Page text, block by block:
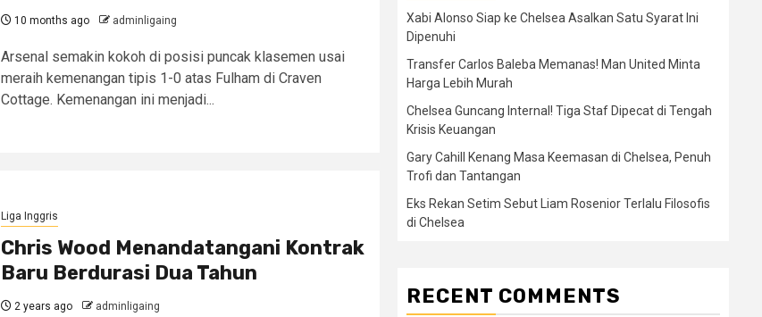
10 months ago adminligaing
Arsenal semakin kokoh di posisi puncak klasemen usai
meraih kemenangan tipis 1-0 atas Fulham di Craven
Cottage. Kemenangan ini menjadi...
Liga Inggris
Chris Wood Menandatangani Kontrak
Baru Berdurasi Dua Tahun
2 years ago adminligaing
Xabi Alonso Siap ke Chelsea Asalkan Satu Syarat Ini
Dipenuhi
Transfer Carlos Baleba Memanas! Man United Minta
Harga Lebih Murah
Chelsea Guncang Internal! Tiga Staf Dipecat di Tengah
Krisis Keuangan
Gary Cahill Kenang Masa Keemasan di Chelsea, Penuh
Trofi dan Tantangan
Eks Rekan Setim Sebut Liam Rosenior Terlalu Filosofis
di Chelsea
RECENT COMMENTS